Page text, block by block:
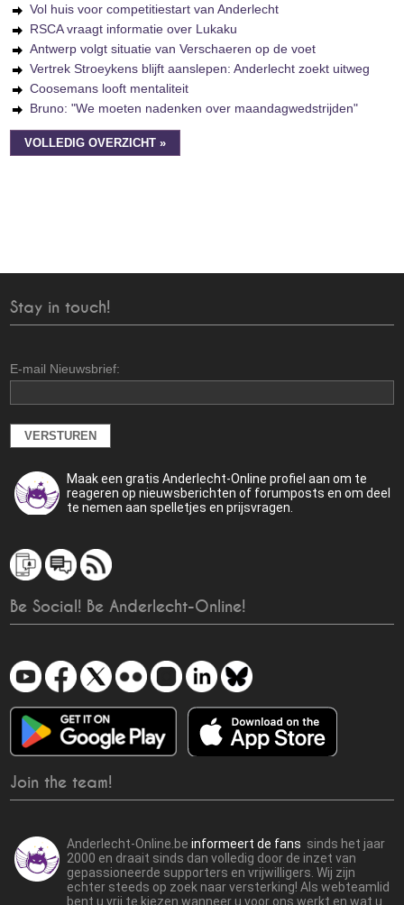
Vol huis voor competitiestart van Anderlecht
RSCA vraagt informatie over Lukaku
Antwerp volgt situatie van Verschaeren op de voet
Vertrek Stroeykens blijft aanslepen: Anderlecht zoekt uitweg
Coosemans looft mentaliteit
Bruno: "We moeten nadenken over maandagwedstrijden"
VOLLEDIG OVERZICHT »
Stay in touch!
E-mail Nieuwsbrief:
Maak een gratis Anderlecht-Online profiel aan om te
reageren op nieuwsberichten of forumposts en om deel
te nemen aan spelletjes en prijsvragen.
Be Social! Be Anderlecht-Online!
Join the team!
Anderlecht-Online.beinformeert de fans sinds het jaar
2000 en draait sinds dan volledig door de inzet van
gepassioneerde supporters en vrijwilligers. Wij zijn
echter steeds op zoek naar versterking! Als webteamlid
bent u vrij te kiezen wanneer u voor ons werkt en wat u